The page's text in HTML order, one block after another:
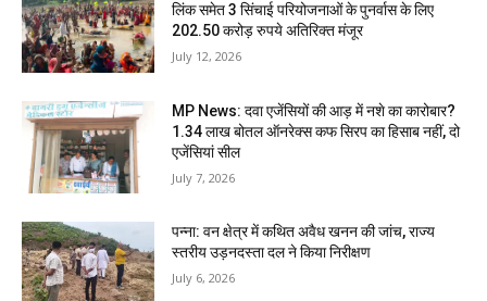
लिंक समेत 3 सिंचाई परियोजनाओं के पुनर्वास के लिए
202.50 करोड़ रुपये अतिरिक्त मंजूर
July 12, 2026
MP News: दवा एजेंसियों की आड़ में नशे का कारोबार?
1.34 लाख बोतल ऑनरेक्स कफ सिरप का हिसाब नहीं, दो
एजेंसियां सील
July 7, 2026
पन्ना: वन क्षेत्र में कथित अवैध खनन की जांच, राज्य
स्तरीय उड़नदस्ता दल ने किया निरीक्षण
July 6, 2026